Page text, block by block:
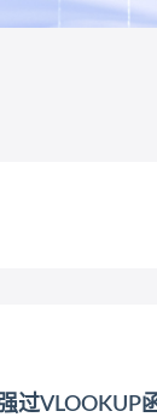
过VLOOKUP